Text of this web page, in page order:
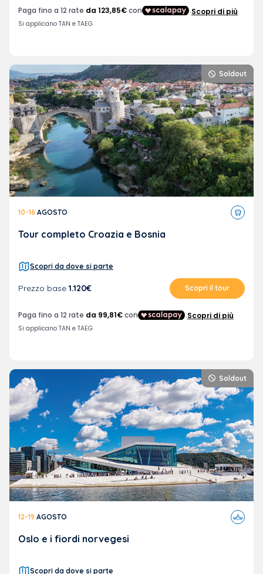
Soldout
10-16 AGOSTO
Tour
in
Tour completo Croazia e Bosnia
Scopri da dove si parte
Prezzo base 1.120€ Scopri il tour
Soldout
12-19 AGOSTO
Viaggi
in
Oslo e i fiordi norvegesi
Scopri da dove si parte